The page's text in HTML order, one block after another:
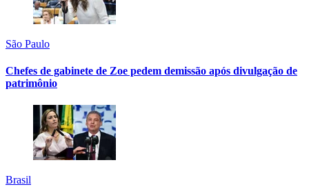
São Paulo
Chefes de gabinete de Zoe pedem demissão após divulgação de
patrimônio
Brasil